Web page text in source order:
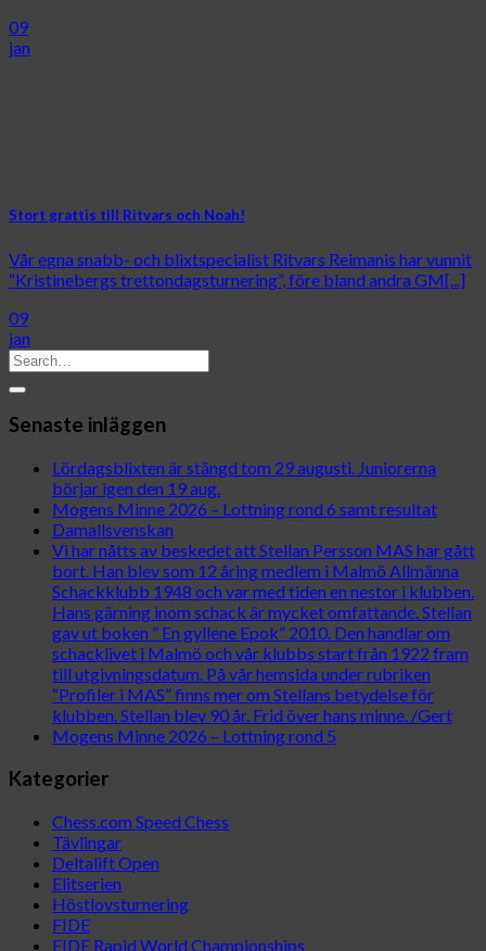
09
jan
Stort grattis till Ritvars och Noah!
Vår egna snabb- och blixtspecialist Ritvars Reimanis har vunnit
“Kristinebergs trettondagsturnering”, före bland andra GM[...]
09
jan
Senaste inläggen
Lördagsblixten är stängd tom 29 augusti. Juniorerna
börjar igen den 19 aug.
Mogens Minne 2026 – Lottning rond 6 samt resultat
Damallsvenskan
Vi har nåtts av beskedet att Stellan Persson MAS har gått
bort. Han blev som 12 åring medlem i Malmö Allmänna
Schackklubb 1948 och var med tiden en nestor i klubben.
Hans gärning inom schack är mycket omfattande. Stellan
gav ut boken ” En gyllene Epok” 2010. Den handlar om
schacklivet i Malmö och vår klubbs start från 1922 fram
till utgivningsdatum. På vår hemsida under rubriken
“Profiler i MAS” finns mer om Stellans betydelse för
klubben. Stellan blev 90 år. Frid över hans minne. /Gert
Mogens Minne 2026 – Lottning rond 5
Kategorier
Chess.com Speed Chess
Tävlingar
Deltalift Open
Elitserien
Höstlovsturnering
FIDE
FIDE Rapid World Championships